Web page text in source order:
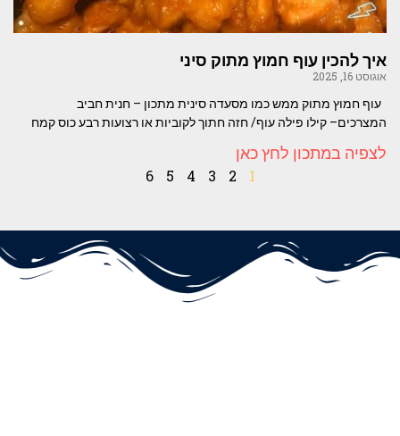
איך להכין עוף חמוץ מתוק סיני
אוגוסט 16, 2025
עוף חמוץ מתוק ממש כמו מסעדה סינית מתכון – חנית חביב
המצרכים– קילו פילה עוף/ חזה חתוך לקוביות או רצועות רבע כוס קמח
לצפיה במתכון לחץ כאן
1
2
3
4
5
6